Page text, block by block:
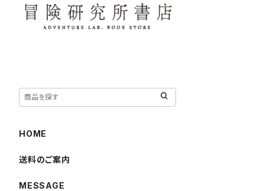
HOME
送料のご案内
MESSAGE